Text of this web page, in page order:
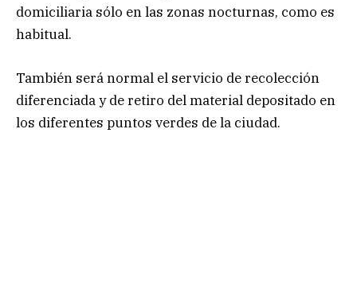
domiciliaria sólo en las zonas nocturnas, como es
habitual.
También será normal el servicio de recolección
diferenciada y de retiro del material depositado en
los diferentes puntos verdes de la ciudad.